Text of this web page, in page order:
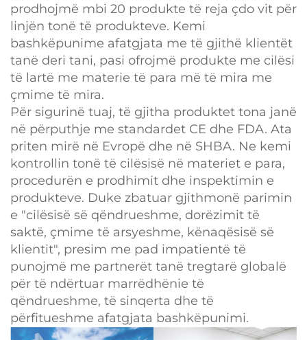
prodhojmë mbi 20 produkte të reja çdo vit për
linjën tonë të produkteve. Kemi
bashkëpunime afatgjata me të gjithë klientët
tanë deri tani, pasi ofrojmë produkte me cilësi
të lartë me materie të para më të mira me
çmime të mira.
Për sigurinë tuaj, të gjitha produktet tona janë
në përputhje me standardet CE dhe FDA. Ata
priten mirë në Evropë dhe në SHBA. Ne kemi
kontrollin tonë të cilësisë në materiet e para,
procedurën e prodhimit dhe inspektimin e
produkteve. Duke zbatuar gjithmonë parimin
e "cilësisë së qëndrueshme, dorëzimit të
saktë, çmime të arsyeshme, kënaqësisë së
klientit", presim me pad impatientë të
punojmë me partnerët tanë tregtarë globalë
për të ndërtuar marrëdhënie të
qëndrueshme, të sinqerta dhe të
përfitueshme afatgjata bashkëpunimi.